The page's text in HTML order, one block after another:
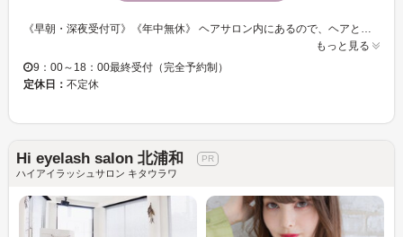
《早朝・深夜受付可》《年中無休》 ヘアサロン内にあるので、ヘアとまつエクが同時に楽しめる♪ ベテランアイリストが丁寧なカウンセリングで素敵な目元をお作りいたします！ マツエク初心者さまも、なりたいイメージをお気軽にご相談ください。 ナチュラルから豪華な目元までお好みのデザインを叶えます☆彡 カールの種類や長さをアナタ好みにして、オリジナルの目元に♪ マツエクでお顔の印象も変わり、気分転換に☆☆ まつ毛のお悩みなどお一人お一人のご希望にお応えいたします！！ 特許取得ノンシアノグルー取り扱い店☆ まつげエクステのノンシアノグルーは、通常のまつげエクステ用接着剤とは異なり、シアノアクリレート（一般的な接着剤の主成分）を含まない特殊な接着剤です。シアノアクリレートは皮膚や目に接触した場合に刺激を引き起こす可能性がありますが、ノンシアノグルーはそれらのリスクを軽減するために開発されました。
もっと見る
9：00～18：00最終受付（完全予約制）
定休日： 不定休
Hi eyelash salon 北浦和
ハイアイラッシュサロン キタウラワ